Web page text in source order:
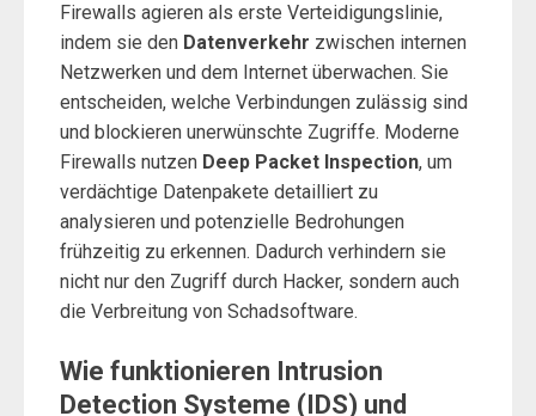
Firewalls agieren als erste Verteidigungslinie,
indem sie den Datenverkehr zwischen internen
Netzwerken und dem Internet überwachen. Sie
entscheiden, welche Verbindungen zulässig sind
und blockieren unerwünschte Zugriffe. Moderne
Firewalls nutzen Deep Packet Inspection, um
verdächtige Datenpakete detailliert zu
analysieren und potenzielle Bedrohungen
frühzeitig zu erkennen. Dadurch verhindern sie
nicht nur den Zugriff durch Hacker, sondern auch
die Verbreitung von Schadsoftware.
Wie funktionieren Intrusion
Detection Systeme (IDS) und